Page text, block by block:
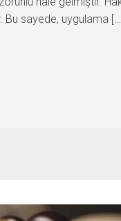
Bu sayede, uygulama